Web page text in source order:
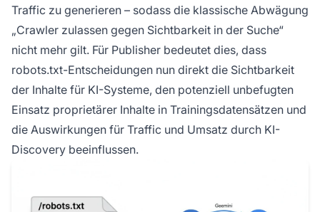
Traffic zu generieren – sodass die klassische Abwägung
„Crawler zulassen gegen Sichtbarkeit in der Suche“
nicht mehr gilt. Für Publisher bedeutet dies, dass
robots.txt-Entscheidungen nun direkt die Sichtbarkeit
der Inhalte für KI-Systeme, den potenziell unbefugten
Einsatz proprietärer Inhalte in Trainingsdatensätzen und
die Auswirkungen für Traffic und Umsatz durch KI-
Discovery beeinflussen.